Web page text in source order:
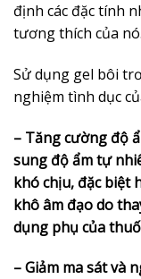
định các đặc tính
tương thích của nó.
Sử dụng gel bôi
nghiệm tình dục
– Tăng cường độ
sung độ ẩm tự
khó chịu, đặc biệt
khô âm đạo do
dụng phụ của
– Giảm ma sát và